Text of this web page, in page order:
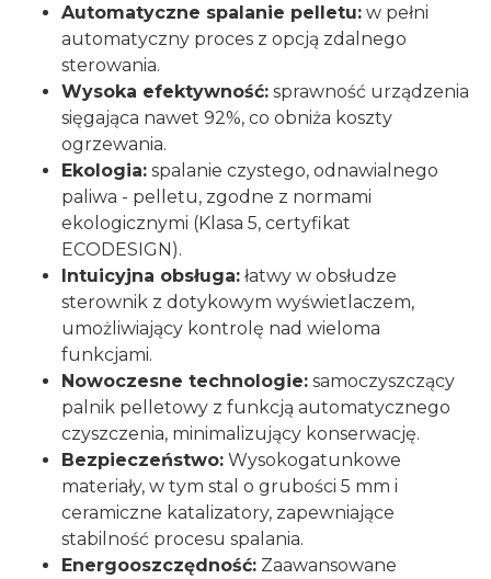
Automatyczne spalanie pelletu: w pełni
automatyczny proces z opcją zdalnego
sterowania.
Wysoka efektywność: sprawność urządzenia
sięgająca nawet 92%, co obniża koszty
ogrzewania.
Ekologia: spalanie czystego, odnawialnego
paliwa - pelletu, zgodne z normami
ekologicznymi (Klasa 5, certyfikat
ECODESIGN).
Intuicyjna obsługa: łatwy w obsłudze
sterownik z dotykowym wyświetlaczem,
umożliwiający kontrolę nad wieloma
funkcjami.
Nowoczesne technologie: samoczyszczący
palnik pelletowy z funkcją automatycznego
czyszczenia, minimalizujący konserwację.
Bezpieczeństwo: Wysokogatunkowe
materiały, w tym stal o grubości 5 mm i
ceramiczne katalizatory, zapewniające
stabilność procesu spalania.
Energooszczędność: Zaawansowane